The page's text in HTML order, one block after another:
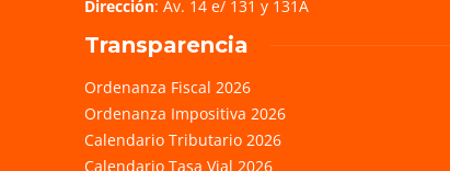
Dirección: Av. 14 e/ 131 y 131A
Transparencia
Ordenanza Fiscal 2026
Ordenanza Impositiva 2026
Calendario Tributario 2026
Calendario Tasa Vial 2026